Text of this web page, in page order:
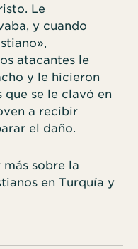
Le
y cuando
atacantes le
y le hicieron
que se le clavó en
a recibir
el daño.
sobre la
en Turquía y